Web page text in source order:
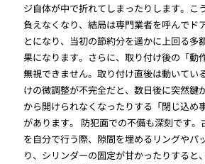
ジ自体が中で折れてしまったりします。こ
負えなくなり、結局は専門業者を呼んでド
とになり、当初の節約分を遥かに上回る多
果になります。さらに、取り付け後の「動
無視できません。取り付け直後は動いてい
けの微調整が不完全だと、数日後に突然鍵
から開けられなくなったりする「閉じ込め
があります。 防犯面での不備も深刻です
を自分で行う際、隙間を埋めるリングやパ
り、シリンダーの固定が甘かったりすると